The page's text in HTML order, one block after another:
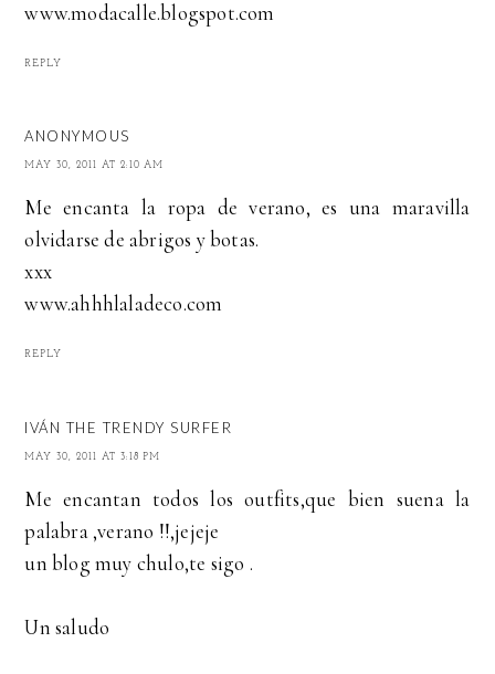
www.modacalle.blogspot.com
REPLY
ANONYMOUS
MAY 30, 2011 AT 2:10 AM
Me encanta la ropa de verano, es una maravilla
olvidarse de abrigos y botas.
xxx
www.ahhhlaladeco.com
REPLY
IVÁN THE TRENDY SURFER
MAY 30, 2011 AT 3:18 PM
Me encantan todos los outfits,que bien suena la
palabra ,verano !!,jejeje
un blog muy chulo,te sigo .
Un saludo